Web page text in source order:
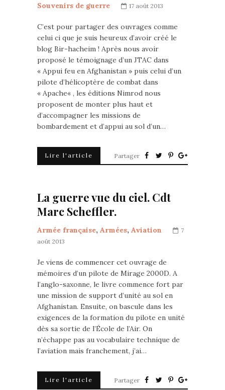
Souvenirs de guerre
17 août 2013
C’est pour partager des ouvrages comme
celui ci que je suis heureux d’avoir créé le
blog Bir-hacheim ! Après nous avoir
proposé le témoignage d’un JTAC dans
« Appui feu en Afghanistan » puis celui d’un
pilote d’hélicoptère de combat dans
« Apache« , les éditions Nimrod nous
proposent de monter plus haut et
d’accompagner les missions de
bombardement et d’appui au sol d’un…
Lire l'article Partager
La guerre vue du ciel. Cdt
Marc Scheffler.
Armée française, Armées, Aviation
7
août 2013
Je viens de commencer cet ouvrage de
mémoires d’un pilote de Mirage 2000D. A
l’anglo-saxonne, le livre commence fort par
une mission de support d’unité au sol en
Afghanistan. Ensuite, on bascule dans les
exigences de la formation du pilote en unité
dès sa sortie de l’École de l’Air. On
n’échappe pas au vocabulaire technique de
l’aviation mais franchement, j’ai…
Lire l'article Partager